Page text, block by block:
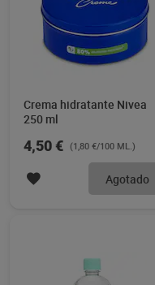
Crema hidratante Nivea
250 ml
4,50 € (1,80 €/100 ML.)
Agotado